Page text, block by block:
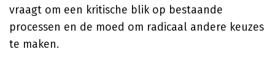
vraagt om een kritische blik op bestaande
processen en de moed om radicaal andere keuzes
te maken.